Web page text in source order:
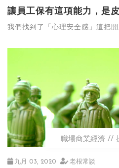
讓員工保有這項能力，是
我們找到了「心理安全感」這把
職場商業經濟
九月 03, 2020 老根常談